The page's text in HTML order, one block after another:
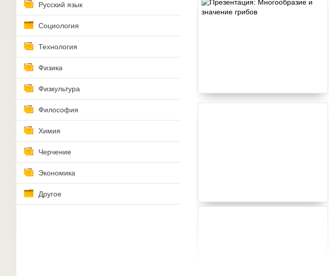
Русский язык
Социология
Технология
Физика
Физкультура
Философия
Химия
Черчение
Экономика
Другое